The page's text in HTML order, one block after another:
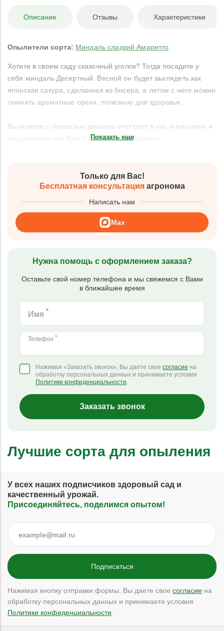
Описание Отзывы Характеристики
Опылители сорта: Миндаль сладкий Амаретто
Хотите в своем саду сказочный уголок? Тогда посадите у
себя миндаль Десертный. Весной он будет выглядеть как
японская сакура, сделанная из бисера, а летом с него можно
снимать ароматные орехи, полезные для здоровья.
Вы можете с легкостью заказать этот сорт у нас в магазине и
мы доставим его Вам в любой уголок страны.
Показать еще
Только для Вас!
Бесплатная консультацияагронома
Написать нам
Max
Нужна помощь с оформлением заказа?
Оставьте свой номер телефона и мы свяжемся с Вами
в ближайшее время
Имя *
Телефон *
Нажимая «Заказать звонок», Вы даете свое согласие на
обработку персональных данных и принимаете условия
Политики конфиденциальности.
Заказать звонок
Лучшие сорта для опыления
У всех наших подписчиков здоровый сад и
качественный урожай.
Присоединяйтесь, поделимся опытом!
Нажимая кнопку отправки формы, Вы даете свое согласие на
обработку персональных данных и принимаете условия
Политики конфиденциальности